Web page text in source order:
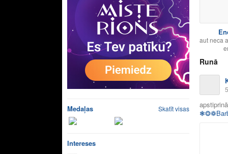
Medaļas Skatīt visas
Intereses
aut neca
Runā